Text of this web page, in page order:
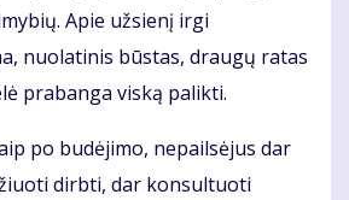
Apie užsienį irgi
nuolatinis būstas, draugų ratas
prabanga viską palikti.
po budėjimo, nepailsėjus dar
dirbti, dar konsultuoti